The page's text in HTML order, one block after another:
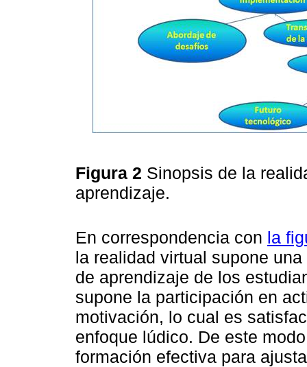
Figura 2 Sinopsis de la
aprendizaje.
En correspondencia con la
la realidad virtual supone
de aprendizaje de los
supone la participación en
motivación, lo cual es
enfoque lúdico. De este
formación efectiva para